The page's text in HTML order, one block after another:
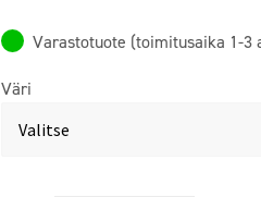
Varastotuote (toimitusaika 1-3
Väri